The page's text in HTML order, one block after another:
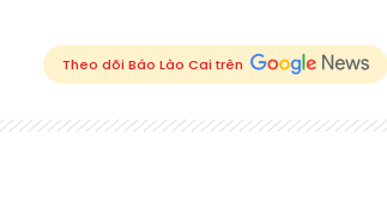
Theo dõi Báo Lào Cai trên